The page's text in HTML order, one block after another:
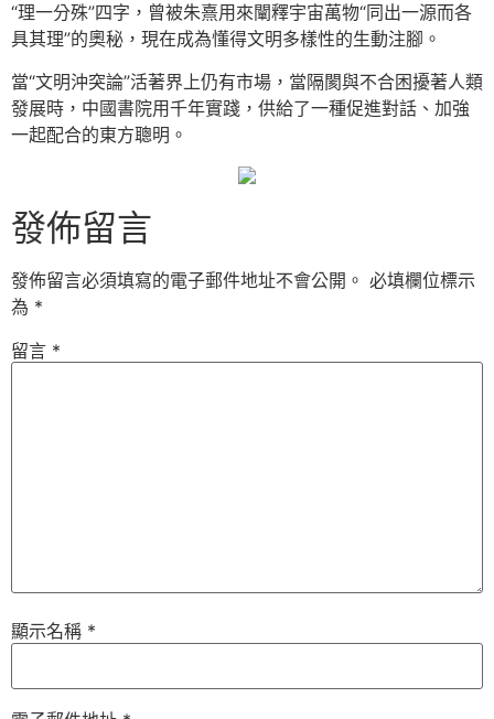
“理一分殊”四字，曾被朱熹用來闡釋宇宙萬物“同出一源而各
具其理”的奧秘，現在成為懂得文明多樣性的生動注腳。
當“文明沖突論”活著界上仍有市場，當隔閡與不合困擾著人類
發展時，中國書院用千年實踐，供給了一種促進對話、加強
一起配合的東方聰明。
發佈留言
發佈留言必須填寫的電子郵件地址不會公開。 必填欄位標示
為 *
留言 *
顯示名稱 *